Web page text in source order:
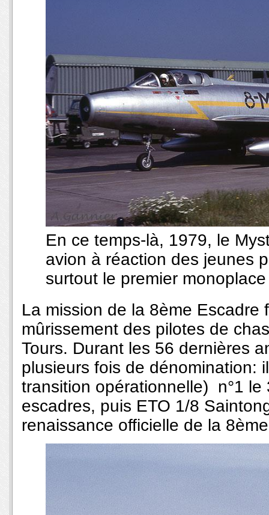
En ce temps-là, 1979, le
avion à réaction des jeunes
surtout le premier
La mission de la 8ème Escadre
mûrissement des pilotes de
Tours. Durant les 56 dernières
plusieurs fois de dénomination:
transition opérationnelle) n°1 le
escadres, puis ETO 1/8
renaissance officielle de la